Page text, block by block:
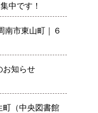
中です！
南市東山町｜６
お知らせ
町（中央図書館